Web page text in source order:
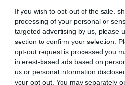
If you wish to opt-out of the sale,
processing of your personal or
targeted advertising by us, please
section to confirm your selection.
opt-out request is processed you
interest-based ads based on
us or personal information
your opt-out. You may separately